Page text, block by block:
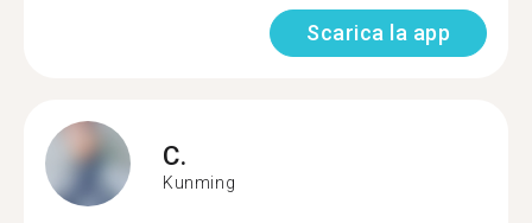
Scarica la app
C.
Kunming